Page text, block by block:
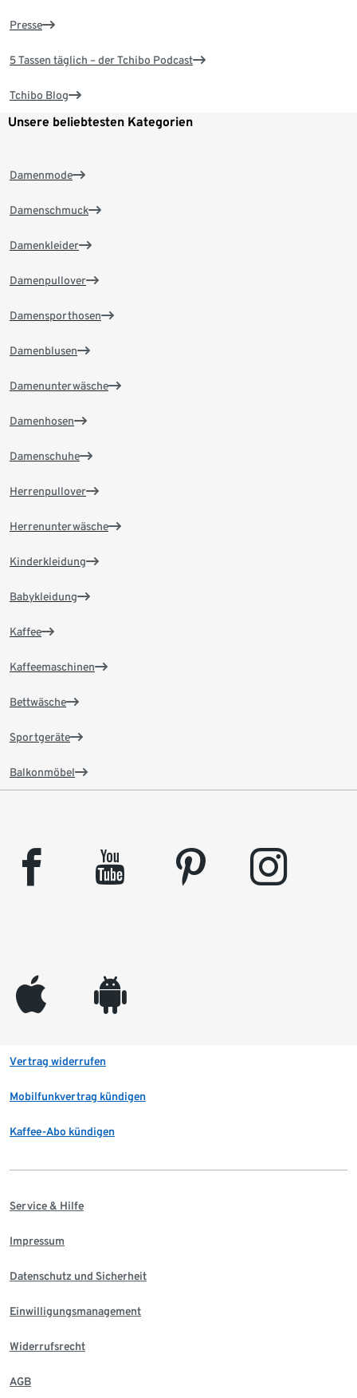
Presse
5 Tassen täglich – der Tchibo Podcast
Tchibo Blog
Unsere beliebtesten Kategorien
Damenmode
Damenschmuck
Damenkleider
Damenpullover
Damensporthosen
Damenblusen
Damenunterwäsche
Damenhosen
Damenschuhe
Herrenpullover
Herrenunterwäsche
Kinderkleidung
Babykleidung
Kaffee
Kaffeemaschinen
Bettwäsche
Sportgeräte
Balkonmöbel
facebook youtube pinterest instagram
appleinc android
Vertrag widerrufen
Mobilfunkvertrag kündigen
Kaffee-Abo kündigen
Service & Hilfe
Impressum
Datenschutz und Sicherheit
Einwilligungsmanagement
Widerrufsrecht
AGB